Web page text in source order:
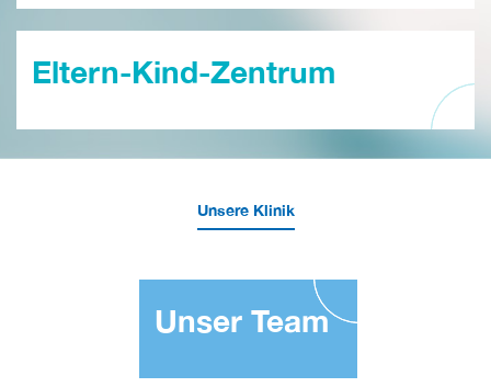
Eltern-Kind-Zentrum
Unsere Klinik
Unser Team